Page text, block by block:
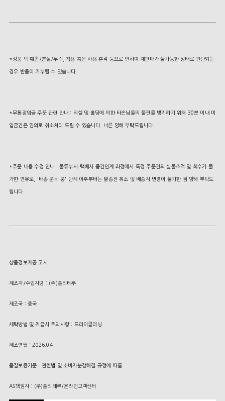
*상품 택 훼손/분실/누락, 착용 혹은 사용 흔적 등으로 인하여 재판매가 불가능한 상태로 판단되는
경우 반품이 거부될 수 있습니다.
*무통장입금 주문 관련 안내 : 리셀 및 홀딩에 의한 타손님들의 불편을 방지하기 위해 30분 이내 미
입금건은 임의로 취소처리 드릴 수 있습니다. 너른 양해 부탁드립니다.
*주문 내용 수정 안내 : 물류부서-택배사 중간인계 과정에서 특정 주문건의 실물추적 및 회수가 불
가한 연유로, '배송 준비 중' 단계 이후부터는 발송전 취소 및 배송지 변경이 불가한 점 양해 부탁드
립니다.
상품정보제공 고시
제조자/수입자명 : (주)폴리테루
제조국 : 중국
세탁방법 및 취급시 주의사항 : 드라이클리닝
제조연월 : 2026.04
품질보증기준 : 관련법 및 소비자분쟁해결 규정에 따름
AS책임자 : (주)폴리테루/온라인고객센터